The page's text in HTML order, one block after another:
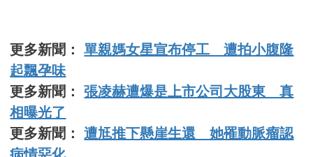
更多新聞：單親媽女星宣布停工 遭拍小腹隆
起飄孕味
更多新聞：張凌赫遭爆是上市公司大股東 真
相曝光了
更多新聞：遭尪推下懸崖生還 她罹動脈瘤認